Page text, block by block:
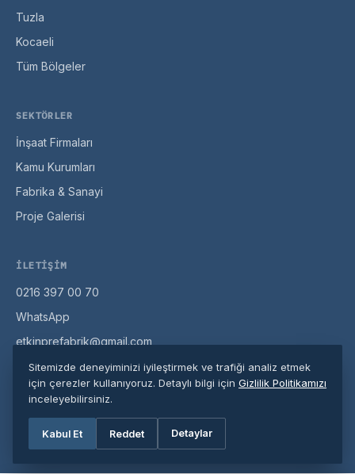
Tuzla
Kocaeli
Tüm Bölgeler
SEKTÖRLER
İnşaat Firmaları
Kamu Kurumları
Fabrika & Sanayi
Proje Galerisi
İLETIŞIM
0216 397 00 70
WhatsApp
etkinprefabrik@gmail.com
Misaki Milli Cd. No:104, Pendik / İstanbul
© 2026 Etkin Prefabrik. Tüm hakları saklıdır.
Gizlilik Politikası
·Site Haritası
Sitemizde deneyiminizi iyileştirmek ve trafiği analiz etmek
için çerezler kullanıyoruz. Detaylı bilgi için Gizlilik Politikamızı
inceleyebilirsiniz.
Kabul Et Reddet Detaylar